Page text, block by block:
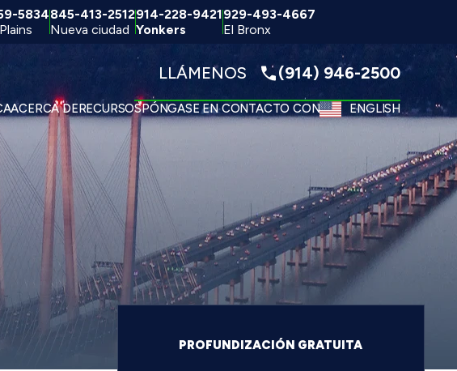
5834845-413-2512
Nueva ciudad
914-228-9421
Yonkers
929-493-4667
El Bronx
LLÁMENOS (914) 946-2500
ACERCA DERECURSOSPÓNGASE EN CONTACTO CON ENGLISH
PROFUNDIZACIÓN GRATUITA